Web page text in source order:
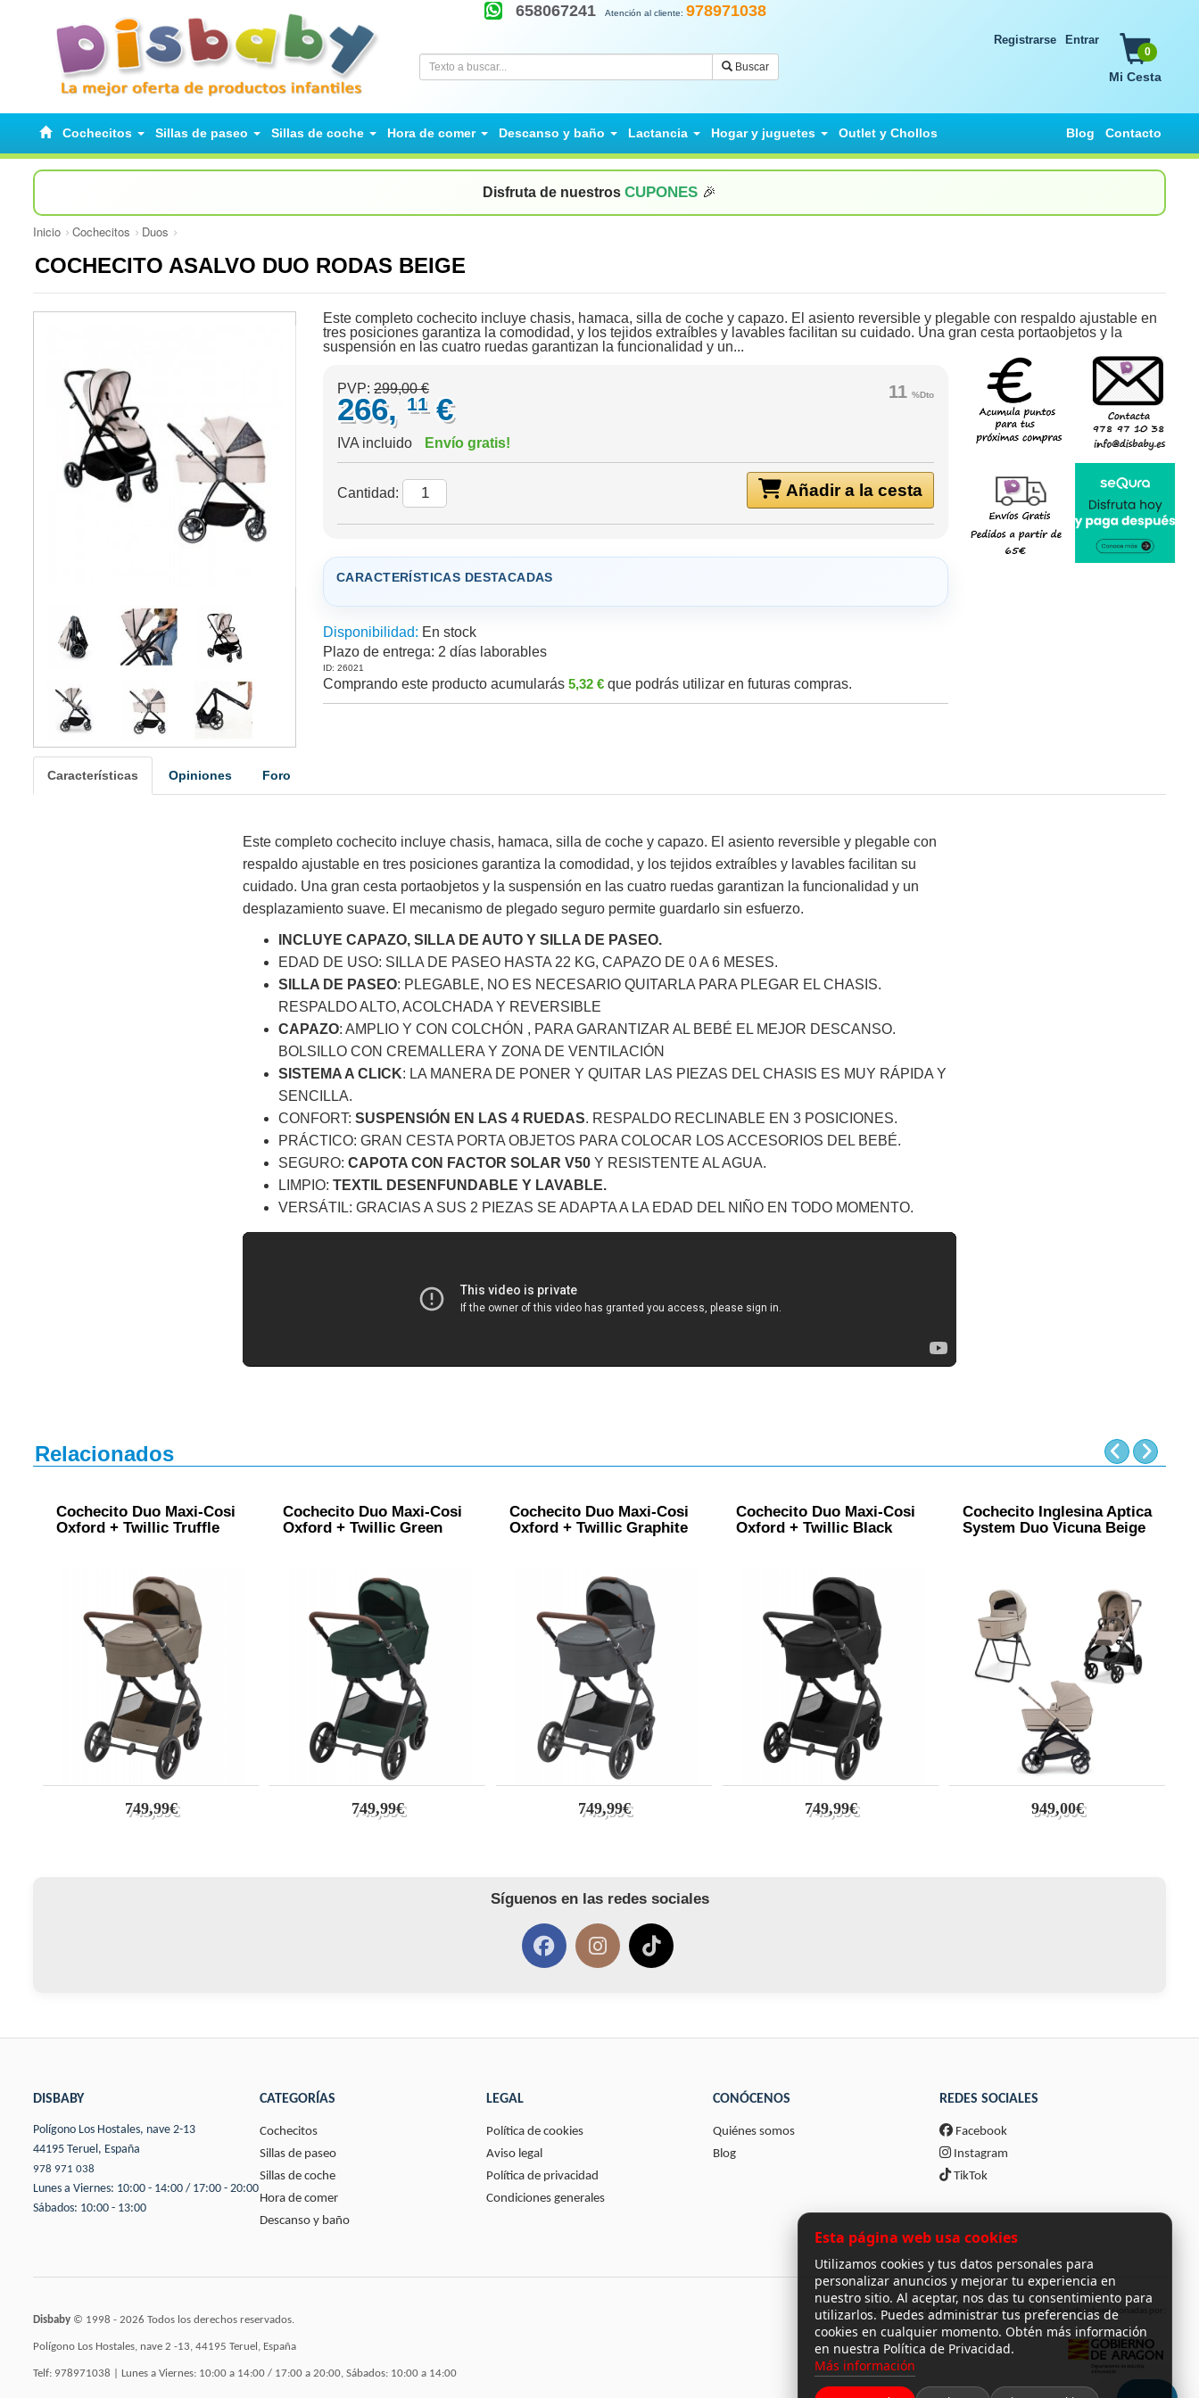
Atención al cliente: 978971038
658067241
Buscar
0
Mi Cesta
Registrarse Entrar
Cochecitos Sillas de paseo Sillas de coche Hora de comer Descanso y baño Lactancia Hogar y juguetes Outlet y Chollos Contacto
Blog
Disfruta de nuestros CUPONES 🎉
Inicio Cochecitos Duos
COCHECITO ASALVO DUO RODAS BEIGE
Este completo cochecito incluye chasis, hamaca, silla de coche y capazo. El asiento reversible y plegable con respaldo ajustable en
tres posiciones garantiza la comodidad, y los tejidos extraíbles y lavables facilitan su cuidado. Una gran cesta portaobjetos y la
suspensión en las cuatro ruedas garantizan la funcionalidad y un...
11 %Dto
PVP: 299,00 €
266, 11 €
IVA incluido Envío gratis!
Añadir a la cesta
Cantidad:
CARACTERÍSTICAS DESTACADAS
Disponibilidad: En stock
Plazo de entrega: 2 días laborables
ID: 26021
Comprando este producto acumularás 5,32 € que podrás utilizar en futuras compras.
Características Opiniones Foro
Este completo cochecito incluye chasis, hamaca, silla de coche y capazo. El asiento reversible y plegable con
respaldo ajustable en tres posiciones garantiza la comodidad, y los tejidos extraíbles y lavables facilitan su
cuidado. Una gran cesta portaobjetos y la suspensión en las cuatro ruedas garantizan la funcionalidad y un
desplazamiento suave. El mecanismo de plegado seguro permite guardarlo sin esfuerzo.
INCLUYE CAPAZO, SILLA DE AUTO Y SILLA DE PASEO.
EDAD DE USO: SILLA DE PASEO HASTA 22 KG, CAPAZO DE 0 A 6 MESES.
SILLA DE PASEO: PLEGABLE, NO ES NECESARIO QUITARLA PARA PLEGAR EL CHASIS.
RESPALDO ALTO, ACOLCHADA Y REVERSIBLE
CAPAZO: AMPLIO Y CON COLCHÓN , PARA GARANTIZAR AL BEBÉ EL MEJOR DESCANSO.
BOLSILLO CON CREMALLERA Y ZONA DE VENTILACIÓN
SISTEMA A CLICK: LA MANERA DE PONER Y QUITAR LAS PIEZAS DEL CHASIS ES MUY RÁPIDA Y
SENCILLA.
CONFORT: SUSPENSIÓN EN LAS 4 RUEDAS. RESPALDO RECLINABLE EN 3 POSICIONES.
PRÁCTICO: GRAN CESTA PORTA OBJETOS PARA COLOCAR LOS ACCESORIOS DEL BEBÉ.
SEGURO: CAPOTA CON FACTOR SOLAR V50 Y RESISTENTE AL AGUA.
LIMPIO: TEXTIL DESENFUNDABLE Y LAVABLE.
VERSÁTIL: GRACIAS A SUS 2 PIEZAS SE ADAPTA A LA EDAD DEL NIÑO EN TODO MOMENTO.
Relacionados
Cochecito Duo Maxi-Cosi
Oxford + Twillic Truffle
749,99€
Cochecito Duo Maxi-Cosi
Oxford + Twillic Green
749,99€
Cochecito Duo Maxi-Cosi
Oxford + Twillic Graphite
749,99€
Cochecito Duo Maxi-Cosi
Oxford + Twillic Black
749,99€
Cochecito Inglesina Aptica
System Duo Vicuna Beige
949,00€
Síguenos en las redes sociales
DISBABY
Polígono Los Hostales, nave 2-13
44195 Teruel, España
978 971 038
Lunes a Viernes: 10:00 - 14:00 / 17:00 - 20:00
Sábados: 10:00 - 13:00
CATEGORÍAS
Cochecitos
Sillas de paseo
Sillas de coche
Hora de comer
Descanso y baño
LEGAL
Política de cookies
Aviso legal
Política de privacidad
Condiciones generales
CONÓCENOS
Quiénes somos
Blog
REDES SOCIALES
Facebook
Instagram
TikTok
Disbaby © 1998 - 2026 Todos los derechos reservados.
Polígono Los Hostales, nave 2 -13, 44195 Teruel, España
Telf: 978971038 | Lunes a Viernes: 10:00 a 14:00 / 17:00 a 20:00, Sábados: 10:00 a 14:00
Incorporación de funcionalidades semánticas a la web subvencionadas por:
Esta página web usa cookies
Utilizamos cookies y tus datos personales para
personalizar anuncios y mejorar tu experiencia en
nuestro sitio. Al aceptar, nos das tu consentimiento para
utilizarlos. Puedes administrar tus preferencias de
cookies en cualquier momento. Obtén más información
en nuestra Política de Privacidad.
Más información